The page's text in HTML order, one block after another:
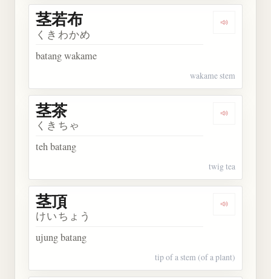
Dengarkan
茎若布
くきわかめ
batang wakame
wakame stem
Dengarkan
茎茶
くきちゃ
teh batang
twig tea
Dengarkan
茎頂
けいちょう
ujung batang
tip of a stem (of a plant)